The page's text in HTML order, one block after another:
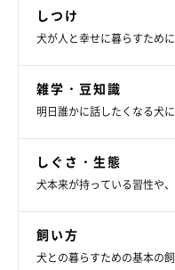
しつけ
犬が人と幸せに暮らすため
雑学・豆知識
明日誰かに話したくなる犬
しぐさ・生態
犬本来が持っている習性や
飼い方
犬との暮らすための基本の